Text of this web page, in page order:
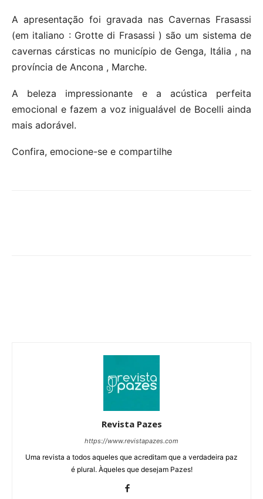
A apresentação foi gravada nas Cavernas Frasassi
(em italiano : Grotte di Frasassi ) são um sistema de
cavernas cársticas no município de Genga, Itália , na
província de Ancona , Marche.
A beleza impressionante e a acústica perfeita
emocional e fazem a voz inigualável de Bocelli ainda
mais adorável.
Confira, emocione-se e compartilhe
Revista Pazes
https://www.revistapazes.com
Uma revista a todos aqueles que acreditam que a verdadeira paz
é plural. Àqueles que desejam Pazes!